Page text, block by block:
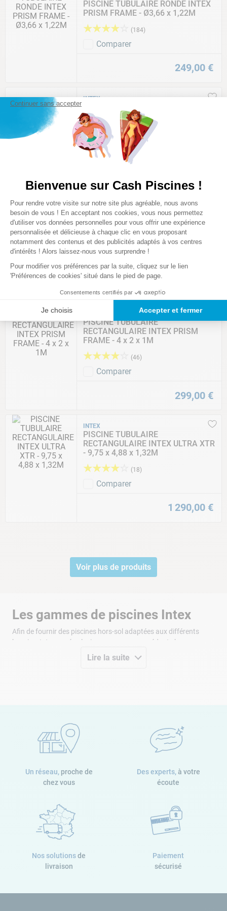
PISCINE TUBULAIRE RONDE INTEX
PRISM FRAME - Ø3,66 x 1,22M
★★★★ (184)
Comparer
249,00 €
INTEX
RECTANGULAIRE INTEX ULTRA XTR
- 7,32 x 3,66 x 1,32M
★★★★ ☆ (85)
Comparer
999, 00
INTEX
PISCINE TUBULAIRE RONDE INTEX
PRISM FRAME - Ø5,49 x 1,22M
★★★★☆ (7 )
PISCINE TUBULAIRE
RECTANGULAIRE INTEX PRISM
FRAME - 4 x 2 x 1M
★★★★ (46)
Comparer
299,00 €
INTEX
PISCINE TUBULAIRE
RECTANGULAIRE INTEX ULTRA XTR
- 9,75 x 4,88 x 1,32M
★★★★ (18)
Comparer
1 290,00 €
Voir plus de produits
Lire la suite
Les gammes de piscines Intex
Afin de fournir des piscines hors-sol adaptées aux différents
besoins, Intex a crée plusieurs gammes possédant chacune une
maintient la piscine à l’équilibre. Facile à installer et peu
gourmande en entretien, chaque
piscine gonflable Easy Set
bénéficie d’un liner triple épaisseur. Parfaite pour les enfants en
bas âge, cette piscine sera idéale pour la découverte des plaisirs
gamme Metal frame
piscine
tubulaire Intexau meilleur prix ? Alors, cette gamme est faite
pour vous. Vous y retrouverez de nombreux modèles de
piscine tubulaire ronde
de nombreuses saisons.
Un réseau, proche de
chez vous
Des experts, à votre
écoute
Nos solutionsde
livraison
Paiement
sécurisé
Continuer sans accepter
Bienvenue sur Cash Piscines !
Plateforme de Gestion du
Pour rendre votre visite sur notre site plus agréable, nous avons
besoin de vous ! En acceptant nos cookies, vous nous permettez
d'utiliser vos données personnelles pour vous offrir une expérience
personnalisée et délicieuse à chaque clic en vous proposant
notamment des contenus et des publicités adaptés à vos centres
d'intérêts ! Alors laissez-nous vous surprendre !
Pour modifier vos préférences par la suite, cliquez sur le lien
'Préférences de cookies' situé dans le pied de page.
Consentements certifiés par
Je choisis Accepter et fermer
Axeptio consent